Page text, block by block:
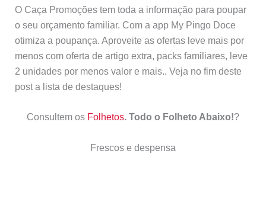
O Caça Promoções tem toda a informação para poupar
o seu orçamento familiar. Com a app My Pingo Doce
otimiza a poupança. Aproveite as ofertas leve mais por
menos com oferta de artigo extra, packs familiares, leve
2 unidades por menos valor e mais.. Veja no fim deste
post a lista de destaques!
Consultem os Folhetos. Todo o Folheto Abaixo!?
Frescos e despensa